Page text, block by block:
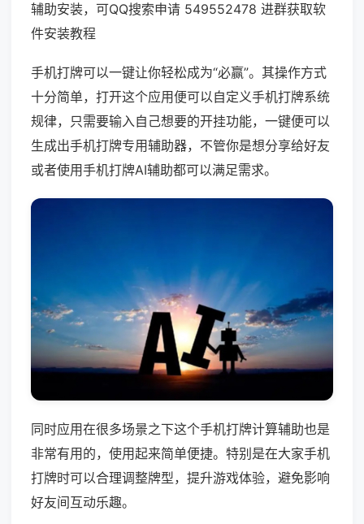
辅助安装，可QQ搜索申请 549552478 进群获取软
件安装教程
手机打牌可以一键让你轻松成为“必赢”。其操作方式
十分简单，打开这个应用便可以自定义手机打牌系统
规律，只需要输入自己想要的开挂功能，一键便可以
生成出手机打牌专用辅助器，不管你是想分享给好友
或者使用手机打牌AI辅助都可以满足需求。
同时应用在很多场景之下这个手机打牌计算辅助也是
非常有用的，使用起来简单便捷。特别是在大家手机
打牌时可以合理调整牌型，提升游戏体验，避免影响
好友间互动乐趣。